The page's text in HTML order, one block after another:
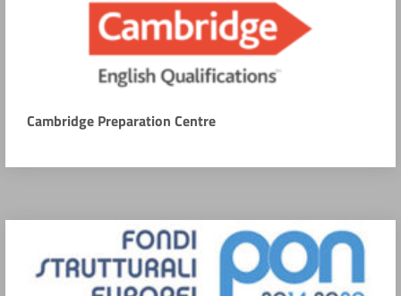
Cambridge Preparation Centre